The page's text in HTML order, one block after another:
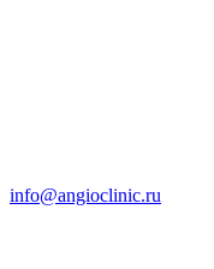
info@angioclinic.ru